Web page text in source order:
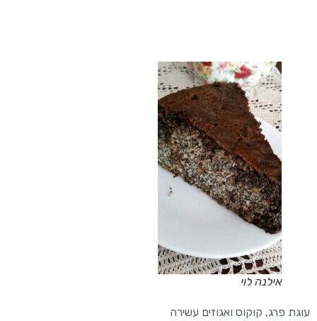
אילנה לוי
עוגת פרג, קוקוס ואגוזים עשירה